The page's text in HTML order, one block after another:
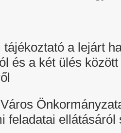
tájékoztató a lejárt
és a két ülés
feladatai ellátásáról